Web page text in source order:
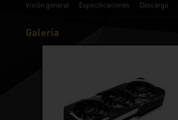
Visión general Especificaciones Descarga
Galería